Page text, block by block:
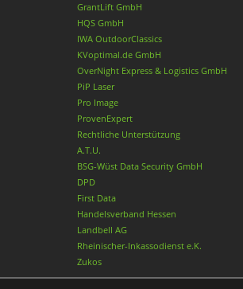
GrantLift GmbH
HQS GmbH
IWA OutdoorClassics
KVoptimal.de GmbH
OverNight Express & Logistics GmbH
PiP Laser
Pro Image
ProvenExpert
Rechtliche Unterstützung
A.T.U.
BSG-Wüst Data Security GmbH
DPD
First Data
Handelsverband Hessen
Landbell AG
Rheinischer-Inkassodienst e.K.
Zukos